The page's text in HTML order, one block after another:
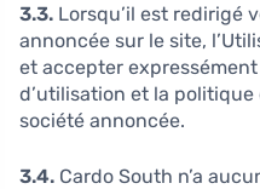
3.3. Lorsqu’il est redirigé
annoncée sur le site,
et accepter
d’utilisation et la
société annoncée.
3.4. Cardo South n’a